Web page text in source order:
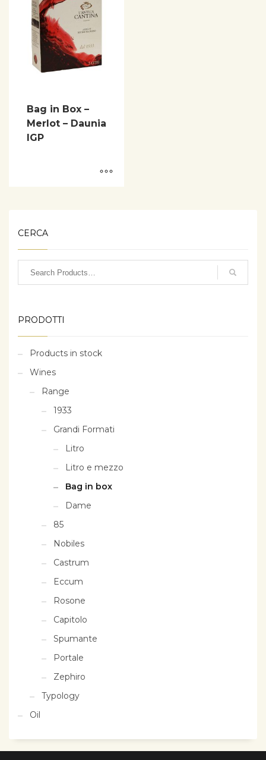
Bag in Box –
Merlot – Daunia
IGP
CERCA
PRODOTTI
Products in stock
Wines
Range
1933
Grandi Formati
Litro
Litro e mezzo
Bag in box
Dame
85
Nobiles
Castrum
Eccum
Rosone
Capitolo
Spumante
Portale
Zephiro
Typology
Oil